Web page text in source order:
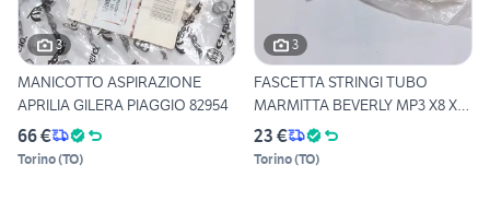
3
MANICOTTO ASPIRAZIONE
APRILIA GILERA PIAGGIO 82954
66 €
Torino(TO)
3
FASCETTA STRINGI TUBO
MARMITTA BEVERLY MP3 X8 X9
S
23 €
Torino(TO)